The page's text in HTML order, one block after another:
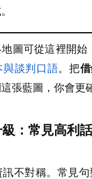
圖可從這裡開始
與談判口語。把
張藍圖，你會更
：常見高利
不對稱。常見